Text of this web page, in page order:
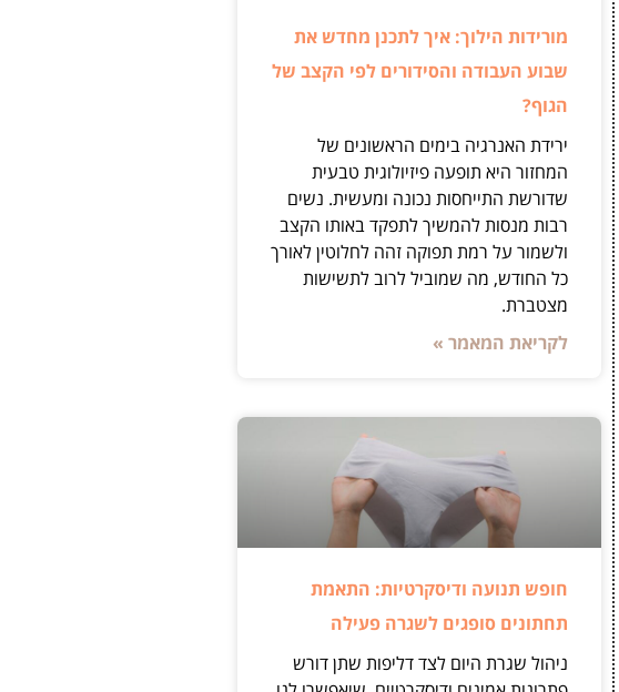
מורידות הילוך: איך לתכנן מחדש את
שבוע העבודה והסידורים לפי הקצב של
הגוף?
ירידת האנרגיה בימים הראשונים של
המחזור היא תופעה פיזיולוגית טבעית
שדורשת התייחסות נכונה ומעשית. נשים
רבות מנסות להמשיך לתפקד באותו הקצב
ולשמור על רמת תפוקה זהה לחלוטין לאורך
כל החודש, מה שמוביל לרוב לתשישות
מצטברת.
לקריאת המאמר »
חופש תנועה ודיסקרטיות: התאמת
תחתונים סופגים לשגרה פעילה
ניהול שגרת היום לצד דליפות שתן דורש